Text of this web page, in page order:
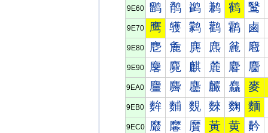
9E60 鹠 鹡 鹢 鹣 鹤 鹥
9E70 鹰 鹱 鹲 鹳 鹴 鹵
9E80 麀 麁 麂 麃 麄 麅
9E90 麐 麑 麒 麓 麔 麕
9EA0 麠 麡 麢 麣 麤 麥
9EB0 麰 麱 麲 麳 麴 麵
9EC0 黀 黁 黂 黃 黄 黅